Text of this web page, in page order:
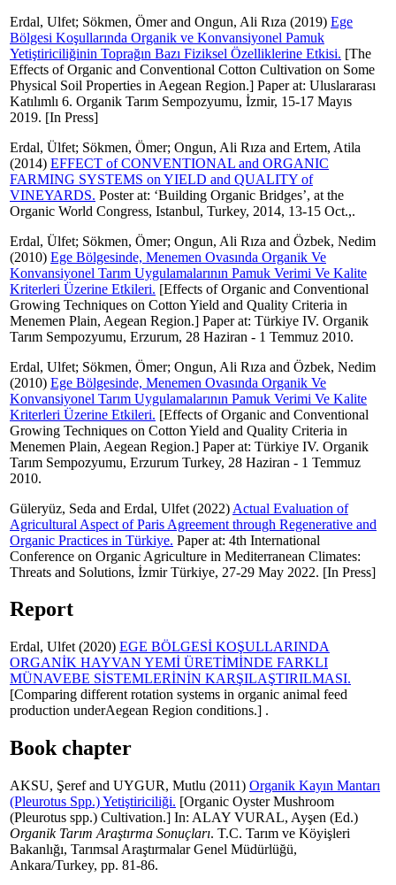
Erdal, Ulfet; Sökmen, Ömerand Ongun, Ali Rıza (2019) Ege
Bölgesi Koşullarında Organik ve Konvansiyonel Pamuk
Yetiştiriciliğinin Toprağın Bazı Fiziksel Özelliklerine Etkisi. [The
Effects of Organic and Conventional Cotton Cultivation on Some
Physical Soil Properties in Aegean Region.] Paper at: Uluslararası
Katılımlı 6. Organik Tarım Sempozyumu, İzmir, 15-17 Mayıs
2019. [In Press]
Erdal, Ülfet; Sökmen, Ömer; Ongun, Ali Rıza and Ertem, Atila
(2014) EFFECT of CONVENTIONAL and ORGANIC
FARMING SYSTEMS on YIELD and QUALITY of
VINEYARDS. Poster at: ‘Building Organic Bridges’, at the
Organic World Congress, Istanbul, Turkey, 2014, 13-15 Oct.,.
Erdal, Ülfet; Sökmen, Ömer; Ongun, Ali Rıza and Özbek, Nedim
(2010) Ege Bölgesinde, Menemen Ovasında Organik Ve
Konvansiyonel Tarım Uygulamalarının Pamuk Verimi Ve Kalite
Kriterleri Üzerine Etkileri. [Effects of Organic and Conventional
Growing Techniques on Cotton Yield and Quality Criteria in
Menemen Plain, Aegean Region.] Paper at: Türkiye IV. Organik
Tarım Sempozyumu, Erzurum, 28 Haziran - 1 Temmuz 2010.
Erdal, Ulfet; Sökmen, Ömer; Ongun, Ali Rıza and Özbek, Nedim
(2010) Ege Bölgesinde, Menemen Ovasında Organik Ve
Konvansiyonel Tarım Uygulamalarının Pamuk Verimi Ve Kalite
Kriterleri Üzerine Etkileri. [Effects of Organic and Conventional
Growing Techniques on Cotton Yield and Quality Criteria in
Menemen Plain, Aegean Region.] Paper at: Türkiye IV. Organik
Tarım Sempozyumu, Erzurum Turkey, 28 Haziran - 1 Temmuz
2010.
Güleryüz, Seda and Erdal, Ulfet (2022) Actual Evaluation of
Agricultural Aspect of Paris Agreement through Regenerative and
Organic Practices in Türkiye. Paper at: 4th International
Conference on Organic Agriculture in Mediterranean Climates:
Threats and Solutions, İzmir Türkiye, 27-29 May 2022. [In Press]
Report
Erdal, Ulfet (2020) EGE BÖLGESİ KOŞULLARINDA
ORGANİK HAYVAN YEMİ ÜRETİMİNDE FARKLI
MÜNAVEBE SİSTEMLERİNİN KARŞILAŞTIRILMASI.
[Comparing different rotation systems in organic animal feed
production underAegean Region conditions.] .
Book chapter
AKSU, Şerefand UYGUR, Mutlu (2011) Organik Kayın Mantarı
(Pleurotus Spp.) Yetiştiriciliği. [Organic Oyster Mushroom
(Pleurotus spp.) Cultivation.] In: ALAY VURAL, Ayşen (Ed.)
Organik Tarım Araştırma Sonuçları. T.C. Tarım ve Köyişleri
Bakanlığı, Tarımsal Araştırmalar Genel Müdürlüğü,
Ankara/Turkey, pp. 81-86.